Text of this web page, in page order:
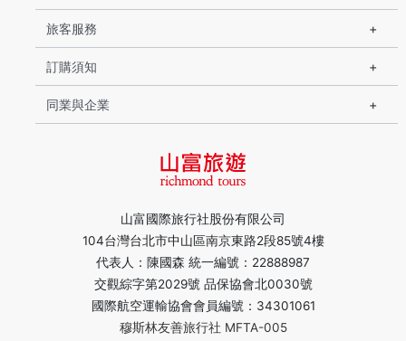
山富國際旅行社股份有限公司
104台灣台北市中山區南京東路2段85號4樓
代表人：陳國森 統一編號：22888987
交觀綜字第2029號 品保協會北0030號
國際航空運輸協會會員編號：34301061
穆斯林友善旅行社 MFTA-005
旅客服務
訂購須知
同業與企業